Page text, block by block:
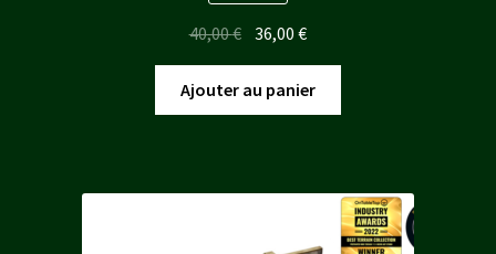
40,00€ Le
prix
initial
était :
36,00€Le
prix
actuel
est :
Ajouter au panier